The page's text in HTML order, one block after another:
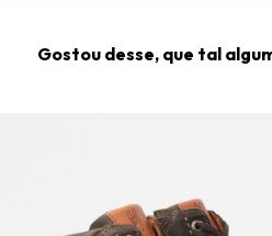
Gostou desse, que tal